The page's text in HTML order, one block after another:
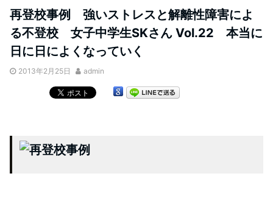
再登校事例 強いストレスと解離性障害によ
る不登校 女子中学生SKさん Vol.22 本当に
日に日によくなっていく
2013年2月25日 admin